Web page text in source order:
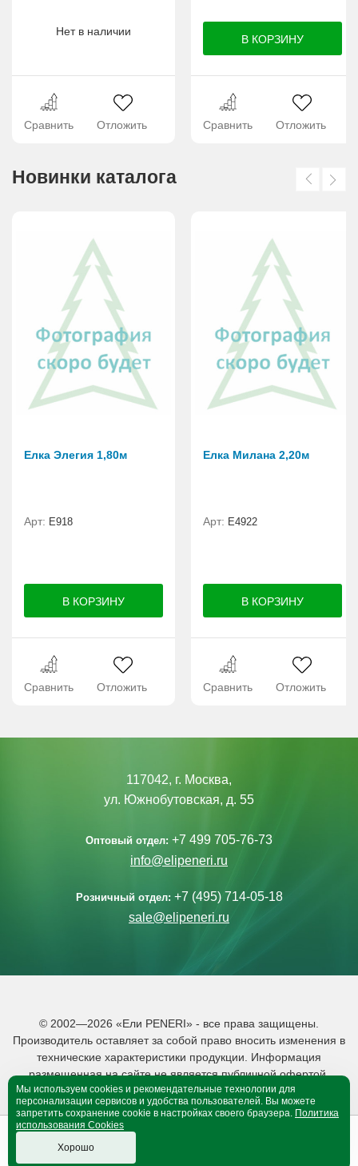
0
Нет в наличии
Сравнить Отложить Сравнить Отложить
Новинки каталога
Елка Элегия 1,80м
Арт: E918
Сравнить Отложить
Елка Милана 2,20м
Арт: Е4922
Сравнить Отложить
117042, г. Москва,
ул. Южнобутовская, д. 55
Оптовый отдел: +7 499 705-76-73
info@elipeneri.ru
Розничный отдел: +7 (495) 714-05-18
sale@elipeneri.ru
© 2002—2026 «Ели PENERI» - все права защищены.
Производитель оставляет за собой право вносить изменения в
технические характеристики продукции. Информация
размещенная на сайте не является публичной офертой.
Политика обработки персональных данных
Мы используем cookies и рекомендательные технологии для
персонализации сервисов и удобства пользователей. Вы можете
запретить сохранение cookie в настройках своего браузера. Политика
использования Cookies
Хорошо